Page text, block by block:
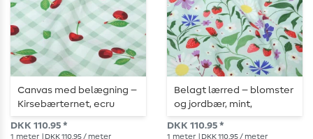
Canvas med belægning –
Kirsebærternet, ecru
DKK 110.95 *
1 meter | DKK 110.95 / meter
Belagt lærred – blomster
og jordbær, mint,
flerfarvet
DKK 110.95 *
1 meter | DKK 110.95 / meter